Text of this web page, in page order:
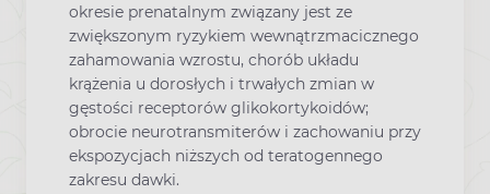
okresie prenatalnym związany jest ze
zwiększonym ryzykiem wewnątrzmacicznego
zahamowania wzrostu, chorób układu
krążenia u dorosłych i trwałych zmian w
gęstości receptorów glikokortykoidów;
obrocie neurotransmiterów i zachowaniu przy
ekspozycjach niższych od teratogennego
zakresu dawki.